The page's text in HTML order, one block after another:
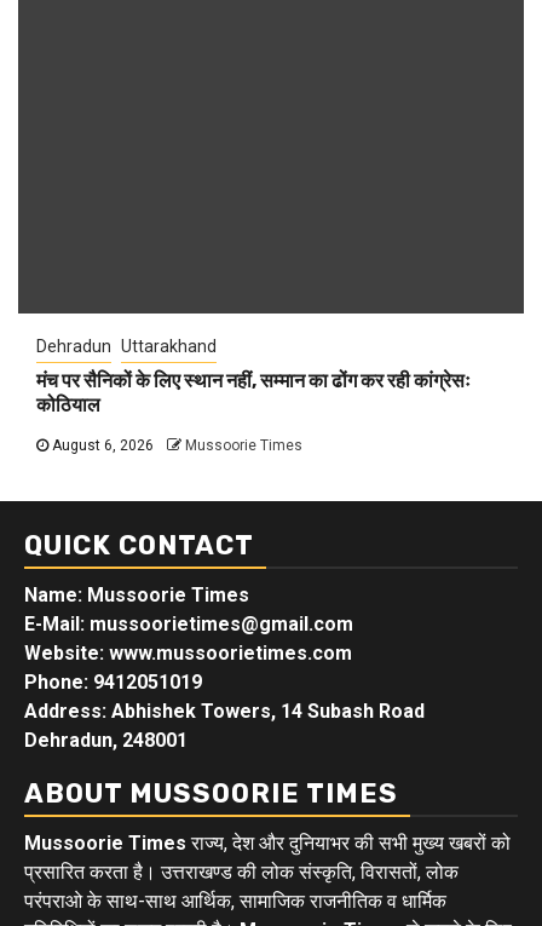
Dehradun Uttarakhand
मंच पर सैनिकों के लिए स्थान नहीं, सम्मान का ढोंग कर रही कांग्रेसः
कोठियाल
August 6, 2026 Mussoorie Times
QUICK CONTACT
Name: Mussoorie Times
E-Mail: mussoorietimes@gmail.com
Website: www.mussoorietimes.com
Phone: 9412051019
Address: Abhishek Towers, 14 Subash Road
Dehradun, 248001
ABOUT MUSSOORIE TIMES
Mussoorie Times राज्य, देश और दुनियाभर की सभी मुख्य खबरों को
प्रसारित करता है। उत्तराखण्ड की लोक संस्कृति, विरासतों, लोक
परंपराओ के साथ-साथ आर्थिक, सामाजिक राजनीतिक व धार्मिक